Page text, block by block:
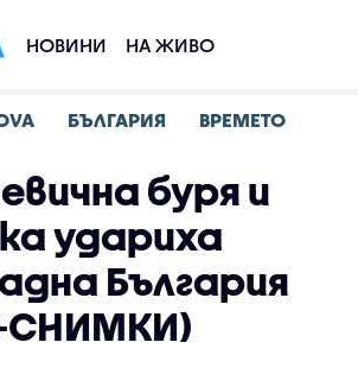
НОВИНИ НА ЖИВО
БЪЛГАРИЯ ВРЕМЕТО
буря и
удариха
България